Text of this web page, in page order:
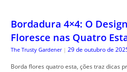
Bordadura 4×4: O
Floresce nas Quatro
The Trusty Gardener | 29 de outubro de
Borda flores quatro esta, ções traz dicas